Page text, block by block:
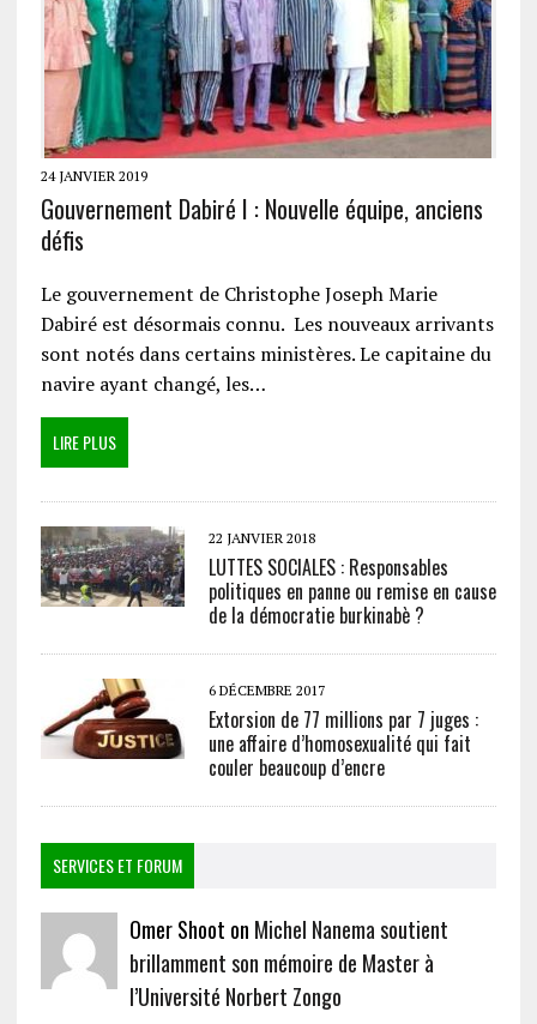
24 JANVIER 2019
Gouvernement Dabiré I : Nouvelle équipe, anciens
défis
Le gouvernement de Christophe Joseph Marie
Dabiré est désormais connu. Les nouveaux arrivants
sont notés dans certains ministères. Le capitaine du
navire ayant changé, les…
LIRE PLUS
22 JANVIER 2018
LUTTES SOCIALES : Responsables
politiques en panne ou remise en cause
de la démocratie burkinabè ?
6 DÉCEMBRE 2017
Extorsion de 77 millions par 7 juges :
une affaire d’homosexualité qui fait
couler beaucoup d’encre
SERVICES ET FORUM
Omer Shoot on Michel Nanema soutient
brillamment son mémoire de Master à
l’Université Norbert Zongo